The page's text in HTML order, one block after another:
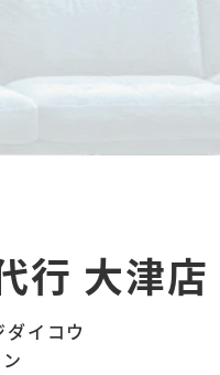
行 大津店
イコウ